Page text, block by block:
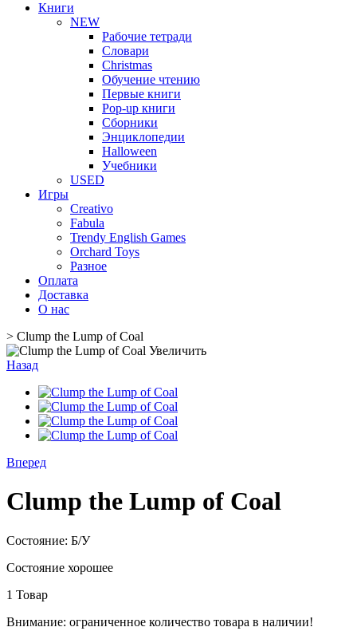
Книги
NEW
Рабочие тетради
Словари
Christmas
Обучение чтению
Первые книги
Pop-up книги
Сборники
Энциклопедии
Halloween
Учебники
USED
Игры
Creativo
Fabula
Trendy English Games
Orchard Toys
Разное
Оплата
Доставка
О нас
> Clump the Lump of Coal
Увеличить
Назад
Вперед
Clump the Lump of Coal
Состояние: Б/У
Состояние хорошее
1 Товар
Внимание: ограниченное количество товара в наличии!